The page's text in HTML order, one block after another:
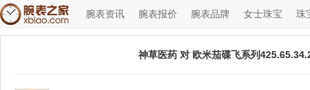
腕表资讯 腕表报价 腕表品牌 女士珠宝 珠
神草医药 对 欧米茄碟飞系列